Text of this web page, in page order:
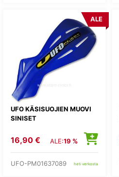
UFO KÄSISUOJIEN MUOVI
SINISET
ALE
16,90 € ALE:19 %
UFO-PM01637089 heti verkosta